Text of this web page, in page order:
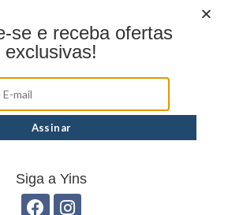
Estojo Juvenil ys27113
se e receba ofertas
exclusivas!
Siga a Yins